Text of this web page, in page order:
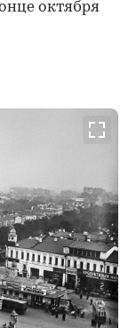
октября